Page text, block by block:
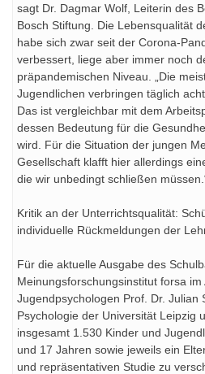
sagt Dr. Dagmar Wolf, Leiterin des
Bosch Stiftung. Die Lebensqualität
habe sich zwar seit der Corona-
verbessert, liege aber immer noch
präpandemischen Niveau. „Die
Jugendlichen verbringen täglich
Das ist vergleichbar mit dem
dessen Bedeutung für die
wird. Für die Situation der jungen
Gesellschaft klafft hier allerdings
die wir unbedingt schließen
Kritik an der Unterrichtsqualität:
individuelle Rückmeldungen der
Für die aktuelle Ausgabe des
Meinungsforschungsinstitut forsa
Jugendpsychologen Prof. Dr. Julian
Psychologie der Universität Leipzig
insgesamt 1.530 Kinder und
und 17 Jahren sowie jeweils ein
und repräsentativen Studie zu